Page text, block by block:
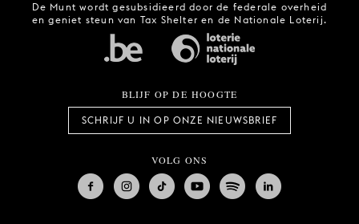
De Munt wordt gesubsidieerd door de federale overheid
en geniet steun van Tax Shelter en de Nationale Loterij.
BLIJF OP DE HOOGTE
SCHRIJF U IN OP ONZE NIEUWSBRIEF
VOLG ONS